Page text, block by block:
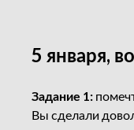
5 января,
Задание 1:
Вы сделали